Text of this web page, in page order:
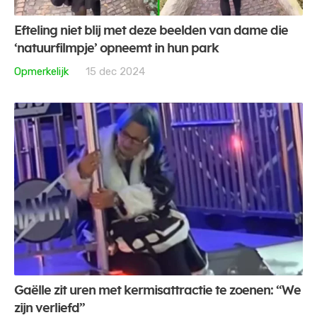
Efteling niet blij met deze beelden van dame die
‘natuurfilmpje’ opneemt in hun park
Opmerkelijk
15 dec 2024
Gaëlle zit uren met kermisattractie te zoenen: “We
zijn verliefd”